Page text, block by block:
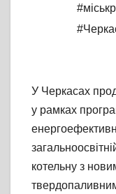
У Черкасах
у рамках
котельну з